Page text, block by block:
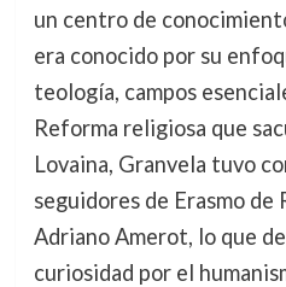
un centro de
era conocido por su
teología, campos
Reforma religiosa que
Lovaina, Granvela tuvo
seguidores de Erasmo
Adriano Amerot, lo que
curiosidad por el